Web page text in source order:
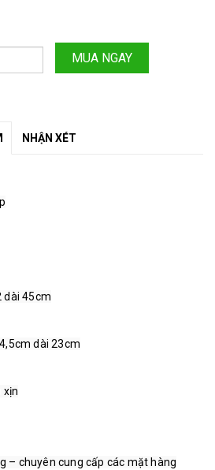
MUA NGAY
NHẬN XÉT
dài 45cm
dài 23cm
xịn
– chuyên cung cấp các mặt hàng